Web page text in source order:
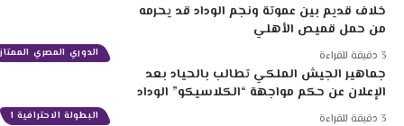
الدوري المصري الممتاز
خلاف قديم بين عموتة ونجم الوداد قد يحرمه
من حمل قميص الأهلي
البطولة الاحترافية 1
جماهير الجيش الملكي تطالب بالحياد بعد
الإعلان عن حكم مواجهة “الكلاسيكو” الوداد